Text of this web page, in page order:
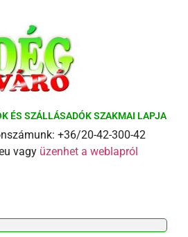
ÉS SZÁLLÁSADÓK SZAKMAI LAPJA
+36/20-42-300-42
vagy üzenhet a weblapról